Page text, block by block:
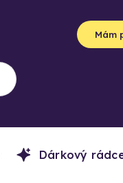
Mám
Dárkový